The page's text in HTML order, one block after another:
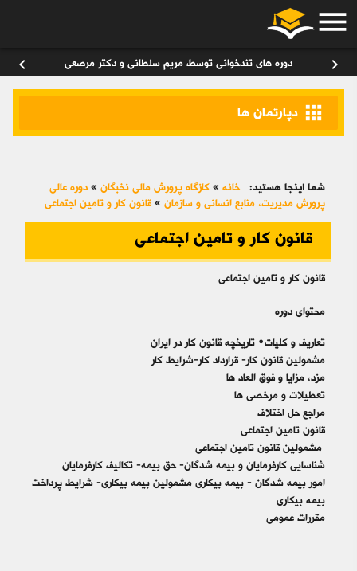
menu
chevron_right دوره های تندخوانی توسط مریم سلطانی و دکتر مرصعی chevron_left
apps دپارتمان ها
شما اینجا هستید: خانه » کازگاه پرورش مالی نخبگان » دوره عالی
پرورش مديريت، منابع انساني و سازمان » قانون کار و تامین اجتماعی
قانون کار و تامین اجتماعی
قانون کار و تامین اجتماعی
محتوای دوره
تعاریف و کلیات• تاریخچه قانون کار در ایران
مشمولین قانون کار- قرارداد کار-شرایط کار
مزد، مزایا و فوق العاد ها
تعطیلات و مرخصی ها
مراجع حل اختلاف
قانون تامین اجتماعی
مشمولین قانون تامین اجتماعی
شناسایی کارفرمایان و بیمه شدگان- حق بیمه- تکالیف کارفرمایان
امور بیمه شدگان - بیمه بیکاري مشمولین بیمه بیکاري- شرایط پرداخت
بیمه بیکاري
مقررات عمومی